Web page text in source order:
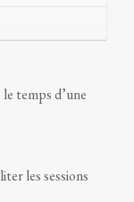
temps d’une
les sessions